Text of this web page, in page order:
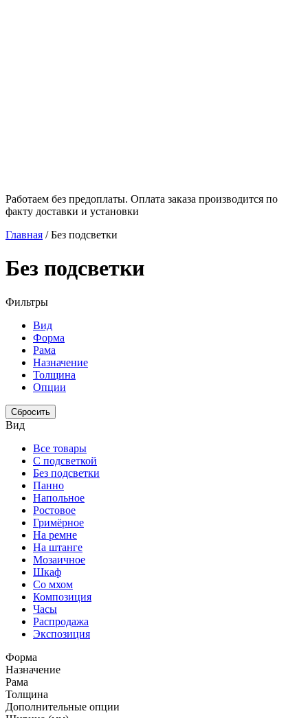
Работаем без предоплаты. Оплата заказа производится по
факту доставки и установки
Главная /Без подсветки
Без подсветки
Фильтры
Вид
Форма
Рама
Назначение
Толщина
Опции
Сбросить
Вид
Все товары
С подсветкой
Без подсветки
Панно
Напольное
Ростовое
Гримёрное
На ремне
На штанге
Мозаичное
Шкаф
Со мхом
Композиция
Часы
Распродажа
Экспозиция
Форма
Назначение
Рама
Толщина
Дополнительные опции